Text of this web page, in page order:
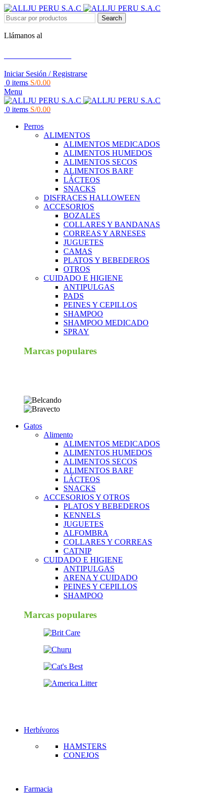
Search
Llámanos al
Iniciar Sesión / Registrarse
0 items S/0.00
Menu
0 items S/0.00
Perros
ALIMENTOS
ALIMENTOS MEDICADOS
ALIMENTOS HUMEDOS
ALIMENTOS SECOS
ALIMENTOS BARF
LÁCTEOS
SNACKS
DISFRACES HALLOWEEN
ACCESORIOS
BOZALES
COLLARES Y BANDANAS
CORREAS Y ARNESES
JUGUETES
CAMAS
PLATOS Y BEBEDEROS
OTROS
CUIDADO E HIGIENE
ANTIPULGAS
PADS
PEINES Y CEPILLOS
SHAMPOO
SHAMPOO MEDICADO
SPRAY
Marcas populares
Gatos
Alimento
ALIMENTOS MEDICADOS
ALIMENTOS HUMEDOS
ALIMENTOS SECOS
ALIMENTOS BARF
LÁCTEOS
SNACKS
ACCESORIOS Y OTROS
PLATOS Y BEBEDEROS
KENNELS
JUGUETES
ALFOMBRA
COLLARES Y CORREAS
CATNIP
CUIDADO E HIGIENE
ANTIPULGAS
ARENA Y CUIDADO
PEINES Y CEPILLOS
SHAMPOO
Marcas populares
Herbívoros
HAMSTERS
CONEJOS
Farmacia